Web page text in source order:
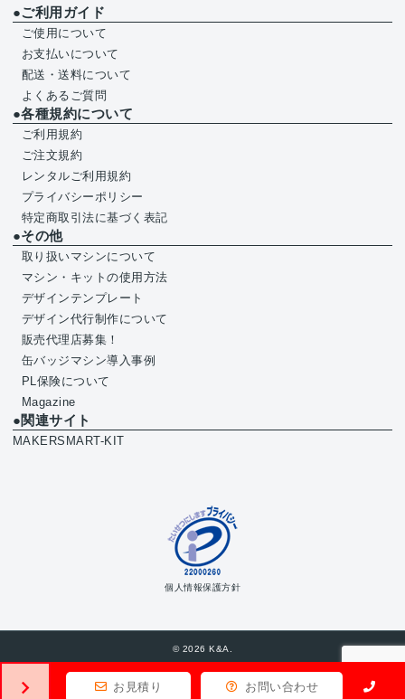
お見積り お問い合わせ
●ご利用ガイド
ご使用について
お支払いについて
配送・送料について
よくあるご質問
●各種規約について
ご利用規約
ご注文規約
レンタルご利用規約
プライバシーポリシー
特定商取引法に基づく表記
●その他
取り扱いマシンについて
マシン・キットの使用方法
デザインテンプレート
デザイン代行制作について
販売代理店募集！
缶バッジマシン導入事例
PL保険について
Magazine
●関連サイト
MAKERSMART-KIT
個人情報保護方針
© 2026 K&A.